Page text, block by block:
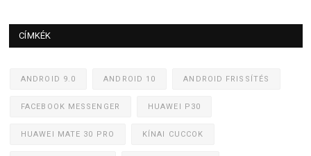
CÍMKÉK
ANDROID 9.0 ANDROID 10 ANDROID FRISSÍTÉS
FACEBOOK MESSENGER HUAWEI P30
HUAWEI MATE 30 PRO KÍNAI CUCCOK